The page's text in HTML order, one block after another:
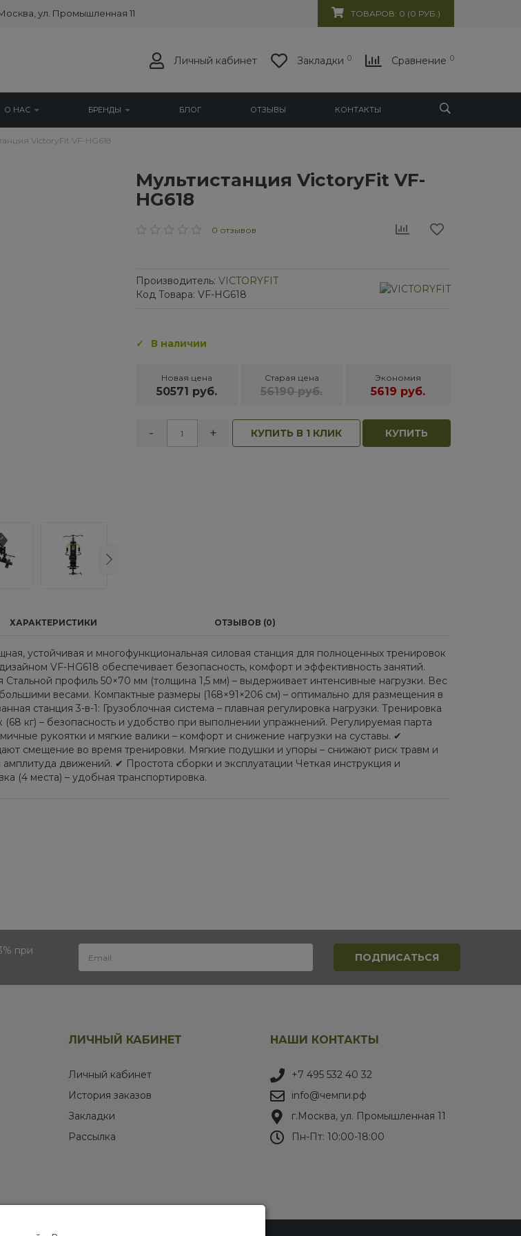
ул. Промышленная 11 ТОВАРОВ: 0 (0 РУБ.)
Личный кабинет Закладки 0 Сравнение 0
О НАС БРЕНДЫ БЛОГ ОТЗЫВЫ КОНТАКТЫ
VictoryFit VF-HG618
Мультистанция VictoryFit VF-
HG618
0 отзывов
Производитель: VICTORYFIT
Код Товара: VF-HG618
В наличии
Новая цена
50571 руб.
Старая цена
56190 руб.
Экономия
5619 руб.
- + КУПИТЬ В 1 КЛИК КУПИТЬ
ХАРАКТЕРИСТИКИ ОТЗЫВОВ (0)
устойчивая и многофункциональная силовая станция для полноценных тренировок
VF-HG618 обеспечивает безопасность, комфорт и эффективность занятий.
профиль 50×70 мм (толщина 1,5 мм) – выдерживает интенсивные нагрузки. Вес
весами. Компактные размеры (168×91×206 см) – оптимально для размещения в
станция 3-в-1: Грузоблочная система – плавная регулировка нагрузки. Тренировка
кг) – безопасность и удобство при выполнении упражнений. Регулируемая парта
рукоятки и мягкие валики – комфорт и снижение нагрузки на суставы. ✔
смещение во время тренировки. Мягкие подушки и упоры – снижают риск травм и
движений. ✔ Простота сборки и эксплуатации Четкая инструкция и
(4 места) – удобная транспортировка.
при
ЛИЧНЫЙ КАБИНЕТ
Личный кабинет
История заказов
Закладки
Рассылка
НАШИ КОНТАКТЫ
+7 495 532 40 32
info@чемпи.рф
г.Москва, ул. Промышленная 11
Пн-Пт: 10:00-18:00